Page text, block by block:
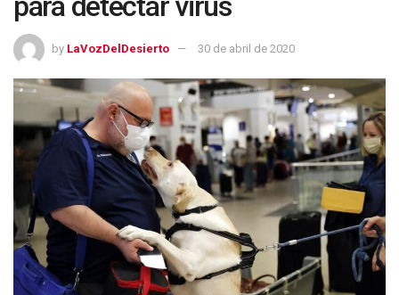
by LaVozDelDesierto 30 de abril de 2020